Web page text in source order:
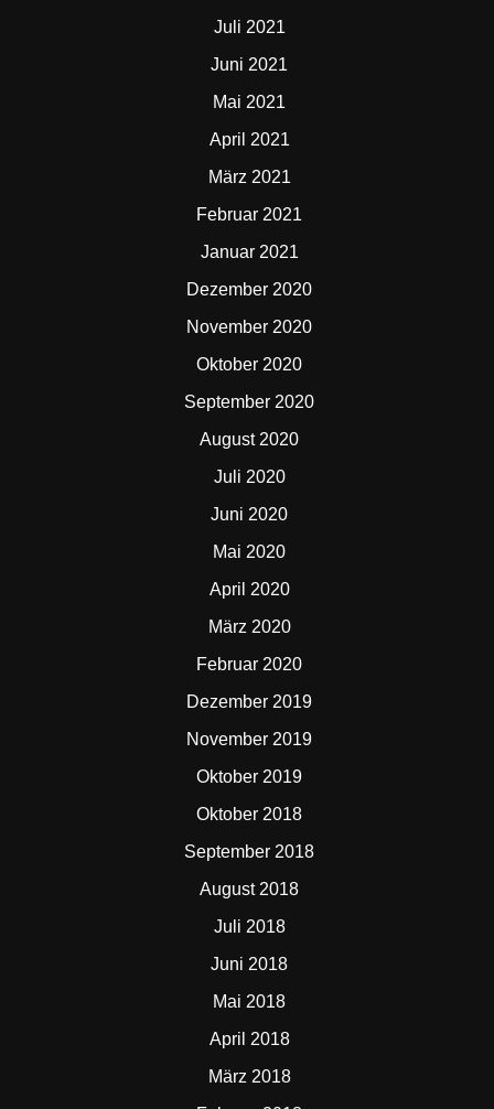
Juli 2021
Juni 2021
Mai 2021
April 2021
März 2021
Februar 2021
Januar 2021
Dezember 2020
November 2020
Oktober 2020
September 2020
August 2020
Juli 2020
Juni 2020
Mai 2020
April 2020
März 2020
Februar 2020
Dezember 2019
November 2019
Oktober 2019
Oktober 2018
September 2018
August 2018
Juli 2018
Juni 2018
Mai 2018
April 2018
März 2018